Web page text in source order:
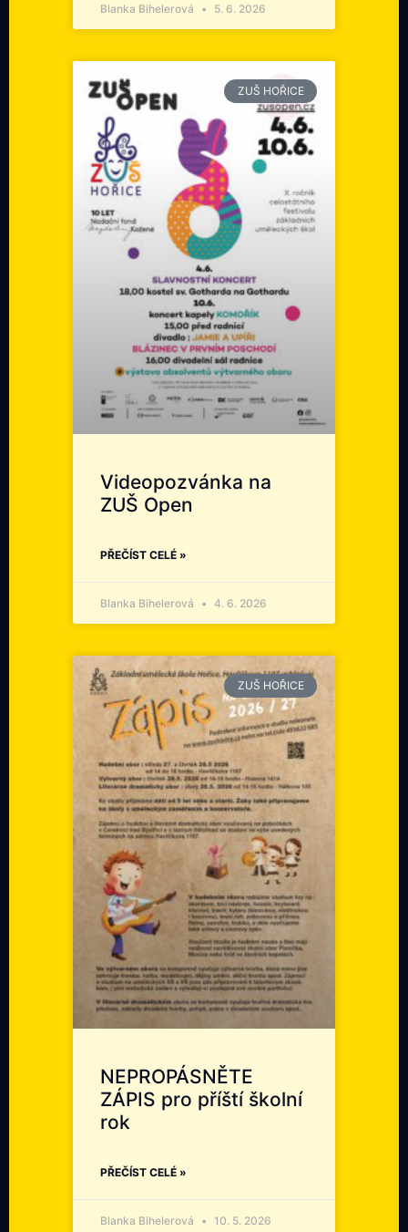
Blanka Bihelerová 5. 6. 2026
ZUŠ HOŘICE
Videopozvánka na
ZUŠ Open
PŘEČÍST CELÉ »
Blanka Bihelerová 4. 6. 2026
ZUŠ HOŘICE
NEPROPÁSNĚTE
ZÁPIS pro příští školní
rok
PŘEČÍST CELÉ »
Blanka Bihelerová 10. 5. 2026